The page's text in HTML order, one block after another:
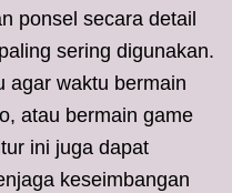
ponsel secara detail
sering digunakan.
agar waktu bermain
atau bermain game
ini juga dapat
keseimbangan